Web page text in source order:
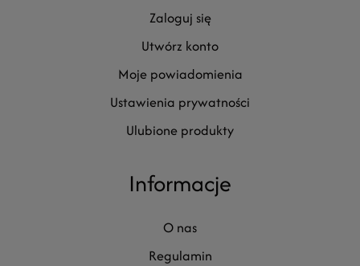
Informacje
o nas
regulamin
zaloguj się
utwórz konto
moje powiadomienia
ustawienia prywatności
ulubione produkty